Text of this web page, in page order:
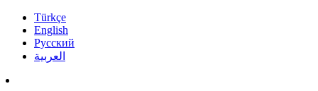
Türkçe
English
Pусский
العربية